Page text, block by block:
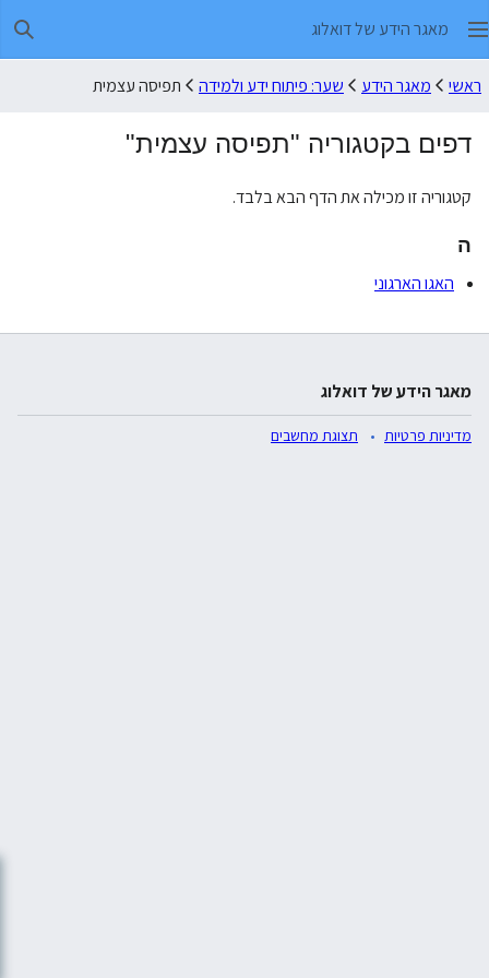
מאגר הידע של דואלוג
ראשי מאגר הידע שער: פיתוח ידע ולמידה תפיסה עצמית
דפים בקטגוריה "תפיסה עצמית"
קטגוריה זו מכילה את הדף הבא בלבד.
ה
האגו הארגוני
מאגר הידע של דואלוג
מדיניות פרטיות תצוגת מחשבים